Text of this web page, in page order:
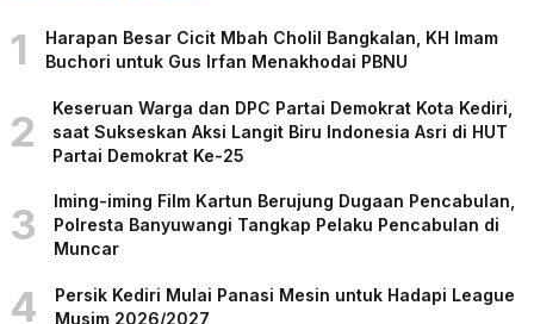
1
Harapan Besar Cicit Mbah Cholil Bangkalan, KH Imam
Buchori untuk Gus Irfan Menakhodai PBNU
2
Keseruan Warga dan DPC Partai Demokrat Kota Kediri,
saat Sukseskan Aksi Langit Biru Indonesia Asri di HUT
Partai Demokrat Ke-25
3
Iming-iming Film Kartun Berujung Dugaan Pencabulan,
Polresta Banyuwangi Tangkap Pelaku Pencabulan di
Muncar
4
Persik Kediri Mulai Panasi Mesin untuk Hadapi League
Musim 2026/2027